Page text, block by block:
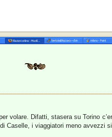
volare. Difatti, stasera su Torino
Caselle, i viaggiatori meno avvezzi